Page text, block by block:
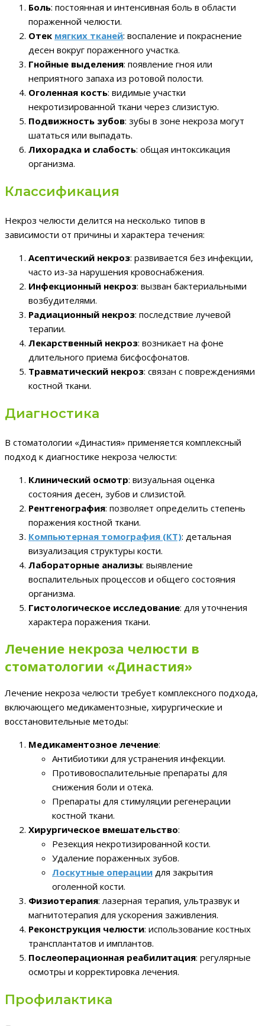
Боль: постоянная и интенсивная боль в области
пораженной челюсти.
Отек мягких тканей: воспаление и покраснение
десен вокруг пораженного участка.
Гнойные выделения: появление гноя или
неприятного запаха из ротовой полости.
Оголенная кость: видимые участки
некротизированной ткани через слизистую.
Подвижность зубов: зубы в зоне некроза могут
шататься или выпадать.
Лихорадка и слабость: общая интоксикация
организма.
Классификация
Некроз челюсти делится на несколько типов в
зависимости от причины и характера течения:
Асептический некроз: развивается без инфекции,
часто из-за нарушения кровоснабжения.
Инфекционный некроз: вызван бактериальными
возбудителями.
Радиационный некроз: последствие лучевой
терапии.
Лекарственный некроз: возникает на фоне
длительного приема бисфосфонатов.
Травматический некроз: связан с повреждениями
костной ткани.
Диагностика
В стоматологии «Династия» применяется комплексный
подход к диагностике некроза челюсти:
Клинический осмотр: визуальная оценка
состояния десен, зубов и слизистой.
Рентгенография: позволяет определить степень
поражения костной ткани.
Компьютерная томография (КТ): детальная
визуализация структуры кости.
Лабораторные анализы: выявление
воспалительных процессов и общего состояния
организма.
Гистологическое исследование: для уточнения
характера поражения ткани.
Лечение некроза челюсти в
стоматологии «Династия»
Лечение некроза челюсти требует комплексного подхода,
включающего медикаментозные, хирургические и
восстановительные методы:
Медикаментозное лечение:
Антибиотики для устранения инфекции.
Противовоспалительные препараты для
снижения боли и отека.
Препараты для стимуляции регенерации
костной ткани.
Хирургическое вмешательство:
Резекция некротизированной кости.
Удаление пораженных зубов.
Лоскутные операции для закрытия
оголенной кости.
Физиотерапия: лазерная терапия, ультразвук и
магнитотерапия для ускорения заживления.
Реконструкция челюсти: использование костных
трансплантатов и имплантов.
Послеоперационная реабилитация: регулярные
осмотры и корректировка лечения.
Профилактика